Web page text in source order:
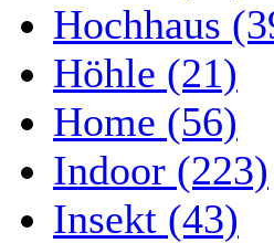
Hochhaus
Höhle (21)
Home (56)
Indoor (223)
Insekt (43)